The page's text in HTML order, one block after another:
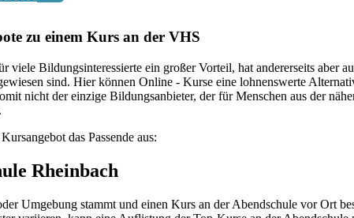
zu einem Kurs an der VHS
viele Bildungsinteressierte ein großer Vorteil, hat andererseits aber
sind. Hier können Online - Kurse eine lohnenswerte
nicht der einzige Bildungsanbieter, der für Menschen aus der
das Passende aus:
Rheinbach
Umgebung stammt und einen Kurs an der Abendschule vor Ort